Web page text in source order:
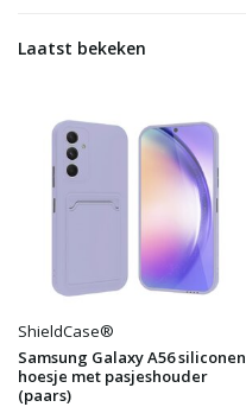
Laatst bekeken
ShieldCase®
Samsung Galaxy A56 siliconen
hoesje met pasjeshouder
(paars)